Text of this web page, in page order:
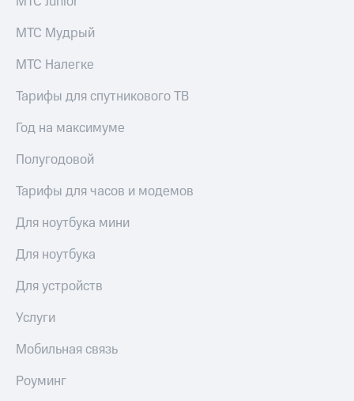
МТС Мудрый
МТС Налегке
Тарифы для спутникового ТВ
Год на максимуме
Полугодовой
Тарифы для часов и модемов
Для ноутбука мини
Для ноутбука
Для устройств
Услуги
Мобильная связь
Роуминг